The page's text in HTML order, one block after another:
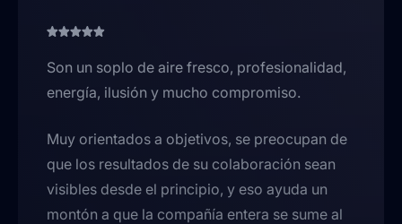
Son un soplo de aire fresco, profesionalidad,
energía, ilusión y mucho compromiso.
Muy orientados a objetivos, se preocupan de
que los resultados de su colaboración sean
visibles desde el principio, y eso ayuda un
montón a que la compañía entera se sume al